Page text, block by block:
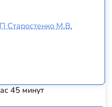
Старостенко М.В.
45 минут